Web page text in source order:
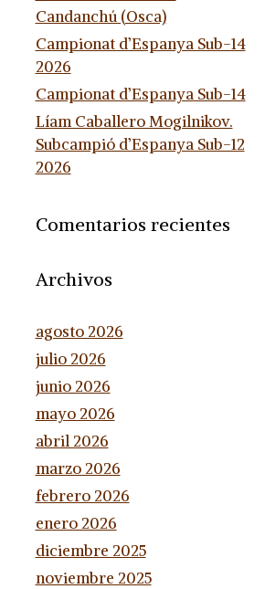
Candanchú (Osca)
Campionat d’Espanya Sub-14
2026
Campionat d’Espanya Sub-14
Líam Caballero Mogilnikov.
Subcampió d’Espanya Sub-12
2026
Comentarios recientes
Archivos
agosto 2026
julio 2026
junio 2026
mayo 2026
abril 2026
marzo 2026
febrero 2026
enero 2026
diciembre 2025
noviembre 2025